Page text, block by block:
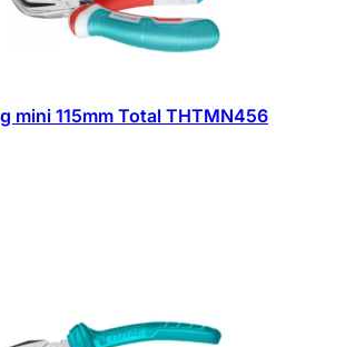
mini 115mm Total THTMN456